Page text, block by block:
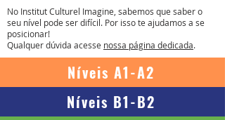
No Institut Culturel Imagine, sabemos que saber o
seu nível pode ser difícil. Por isso te ajudamos a se
posicionar!
Qualquer dúvida acesse nossa página dedicada.
Níveis A1-A2
Níveis B1-B2